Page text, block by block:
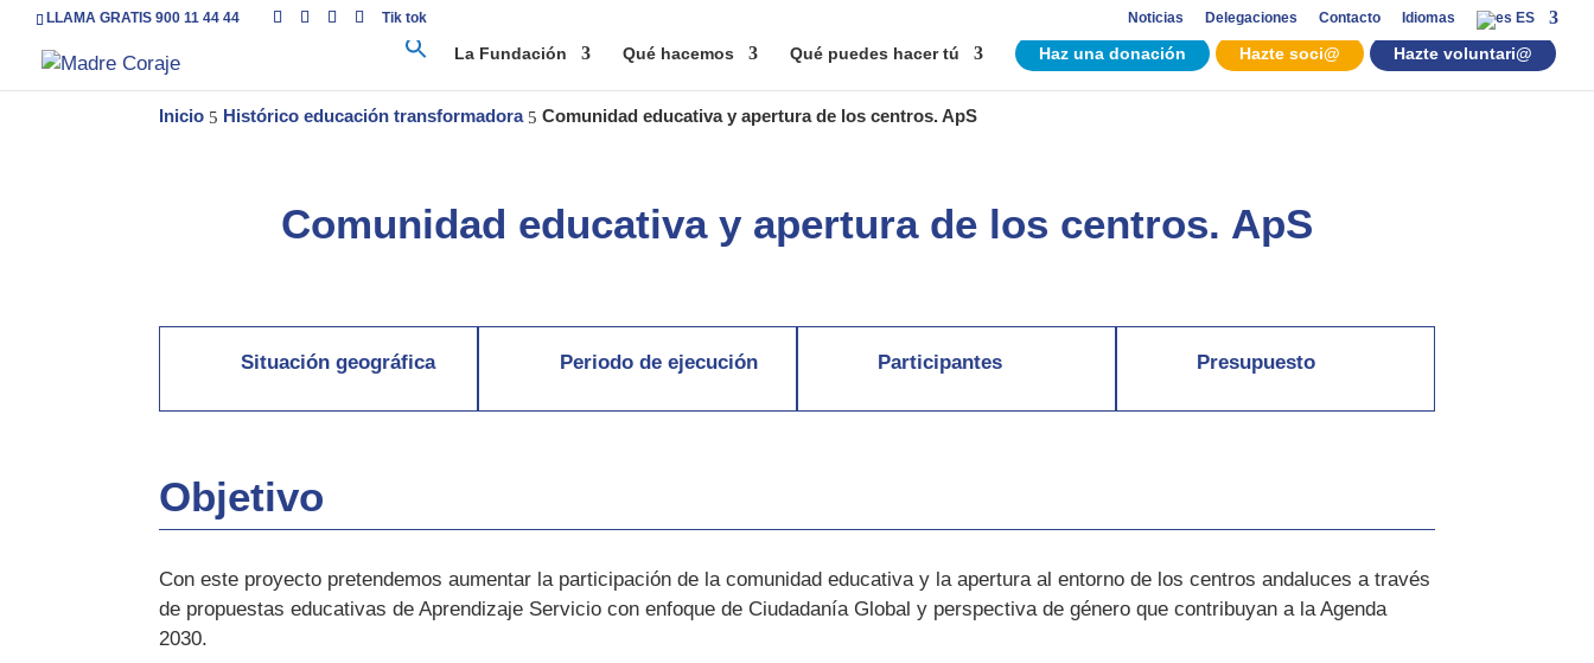
LLAMA GRATIS 900 11 44 44 Tik tok Noticias Delegaciones Contacto Idiomas ES
La Fundación Qué hacemos Qué puedes hacer tú Haz una donación Hazte soci@ Hazte voluntari@
Inicio 5 Histórico educación transformadora 5 Comunidad educativa y apertura de los centros. ApS
Comunidad educativa y apertura de los centros. ApS
Situación geográfica Periodo de ejecución Participantes Presupuesto
Objetivo
Con este proyecto pretendemos aumentar la participación de la comunidad educativa y la apertura al entorno de los centros andaluces a través
de propuestas educativas de Aprendizaje Servicio con enfoque de Ciudadanía Global y perspectiva de género que contribuyan a la Agenda
2030.